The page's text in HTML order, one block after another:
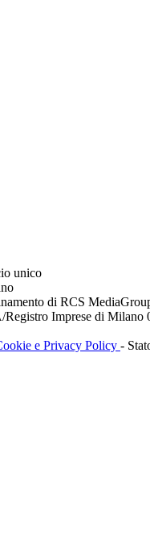
unico
di RCS
Registro Imprese di
e Privacy Policy -